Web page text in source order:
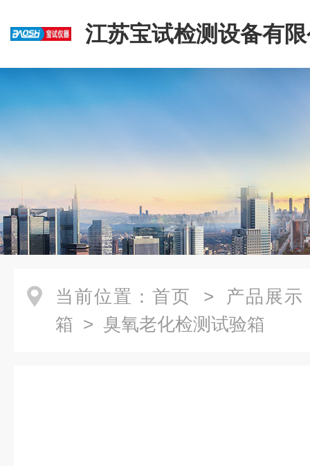
江苏宝试检测设备有
当前位置： 首页 > 产品展示
箱 > 臭氧老化检测试验箱